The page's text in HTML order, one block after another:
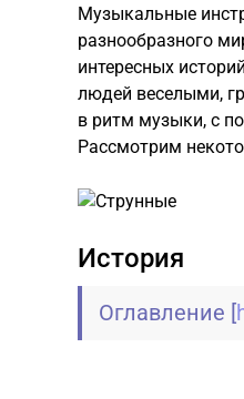
Музыкальные
разнообразного
интересных
людей веселыми,
в ритм музыки, с
Рассмотрим
История
Оглавление [